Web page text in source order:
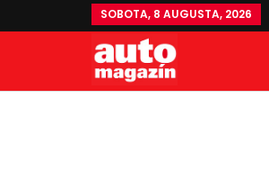
SOBOTA, 8 AUGUSTA, 2026